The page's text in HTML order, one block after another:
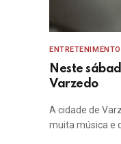
ENTRETENIMENTO
Neste
Varzedo
A cidade de
muita música e